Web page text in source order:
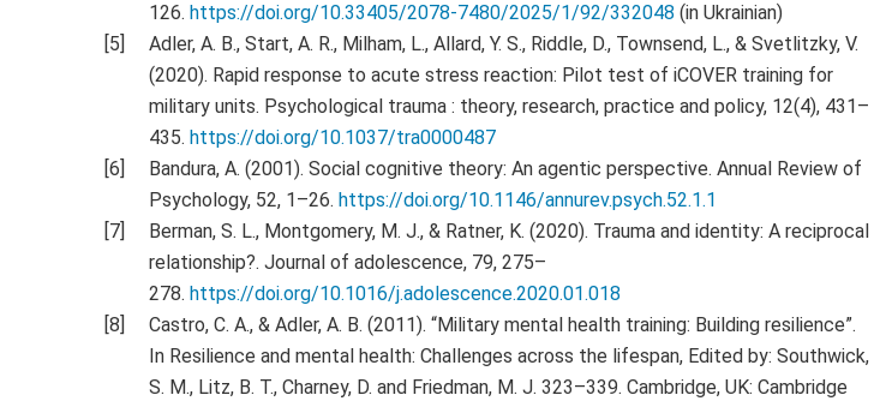
126. https://doi.org/10.33405/2078-7480/2025/1/92/332048 (in Ukrainian)
Adler, A. B., Start, A. R., Milham, L., Allard, Y. S., Riddle, D., Townsend, L., & Svetlitzky, V.
(2020). Rapid response to acute stress reaction: Pilot test of iCOVER training for
military units. Psychological trauma : theory, research, practice and policy, 12(4), 431–
435. https://doi.org/10.1037/tra0000487
Bandura, A. (2001). Social cognitive theory: An agentic perspective. Annual Review of
Psychology, 52, 1–26. https://doi.org/10.1146/annurev.psych.52.1.1
Berman, S. L., Montgomery, M. J., & Ratner, K. (2020). Trauma and identity: A reciprocal
relationship?. Journal of adolescence, 79, 275–
278. https://doi.org/10.1016/j.adolescence.2020.01.018
Castro, C. A., & Adler, A. B. (2011). “Military mental health training: Building resilience”.
In Resilience and mental health: Challenges across the lifespan, Edited by: Southwick,
S. M., Litz, B. T., Charney, D. and Friedman, M. J. 323–339. Cambridge, UK: Cambridge